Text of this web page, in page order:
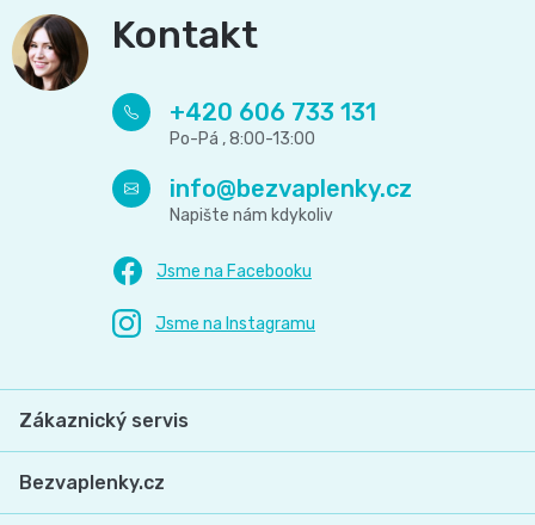
Kontakt
info@bezvaplenky.cz
+420 606 733 131
Zákaznický servis
Bezvaplenky.cz